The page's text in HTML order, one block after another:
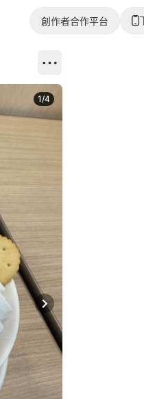
創作者合作平台
Next slide
1/4